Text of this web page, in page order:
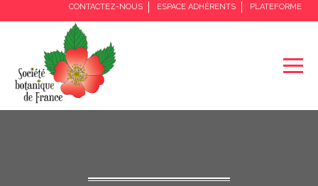
CONTACTEZ-NOUS ESPACE ADHÉRENTS PLATEFORME